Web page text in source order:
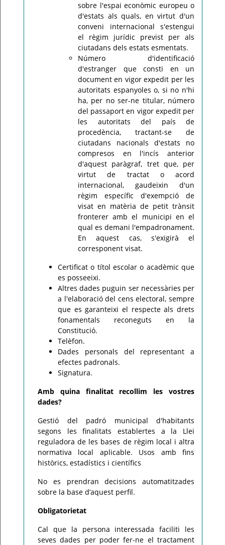
sobre l'espai econòmic europeu o
d'estats als quals, en virtut d'un
conveni internacional s'estengui
el règim jurídic previst per als
ciutadans dels estats esmentats.
Número d'identificació
d'estranger que consti en un
document en vigor expedit per les
autoritats espanyoles o, si no n'hi
ha, per no ser-ne titular, número
del passaport en vigor expedit per
les autoritats del país de
procedència, tractant-se de
ciutadans nacionals d'estats no
compresos en l'incís anterior
d'aquest paràgraf, tret que, per
virtut de tractat o acord
internacional, gaudeixin d'un
règim específic d'exempció de
visat en matèria de petit trànsit
fronterer amb el municipi en el
qual es demani l'empadronament.
En aquest cas, s'exigirà el
corresponent visat.
Certificat o títol escolar o acadèmic que
es posseeixi.
Altres dades puguin ser necessàries per
a l'elaboració del cens electoral, sempre
que es garanteixi el respecte als drets
fonamentals reconeguts en la
Constitució.
Telèfon.
Dades personals del representant a
efectes padronals.
Signatura.
Amb quina finalitat recollim les vostres
dades?
Gestió del padró municipal d'habitants
segons les finalitats establertes a la Llei
reguladora de les bases de règim local i altra
normativa local aplicable. Usos amb fins
històrics, estadístics i científics
No es prendran decisions automatitzades
sobre la base d’aquest perfil.
Obligatorietat
Cal que la persona interessada faciliti les
seves dades per poder fer-ne el tractament